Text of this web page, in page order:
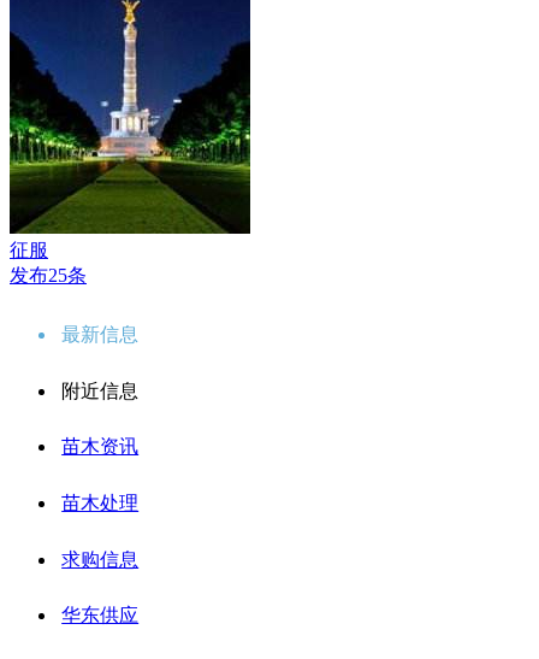
征服
发布25条
最新信息
附近信息
苗木资讯
苗木处理
求购信息
华东供应